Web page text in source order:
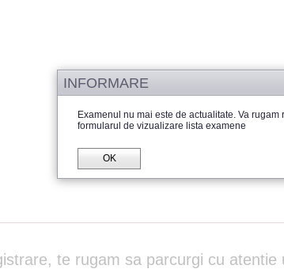
te rugam sa parcurgi cu
INFORMARE
Examenul nu mai este de actualitate. Va rugam
formularul de vizualizare lista examene
OK